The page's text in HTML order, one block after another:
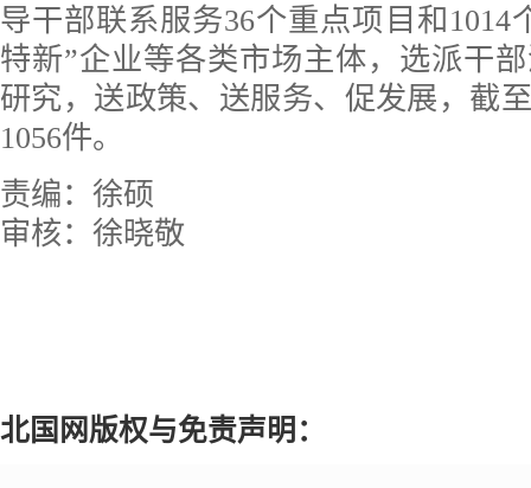
导干部联系服务36个重点项目和1014
特新”企业等各类市场主体，选派干
研究，送政策、送服务、促发展，截
1056件。
责编：徐硕
审核：徐晓敬
北国网版权与免责声明：